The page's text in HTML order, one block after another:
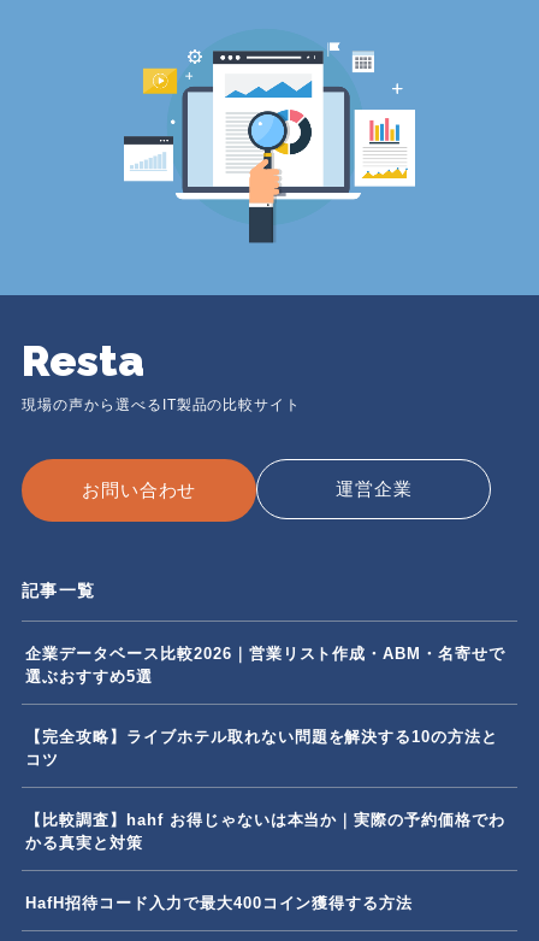
Resta
現場の声から選べるIT製品の比較サイト
お問い合わせ 運営企業
記事一覧
企業データベース比較2026｜営業リスト作成・ABM・名寄せで
選ぶおすすめ5選
【完全攻略】ライブホテル取れない問題を解決する10の方法と
コツ
【比較調査】hahf お得じゃないは本当か｜実際の予約価格でわ
かる真実と対策
HafH招待コード入力で最大400コイン獲得する方法